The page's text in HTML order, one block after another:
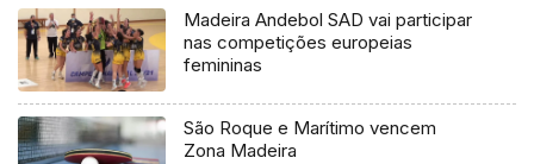
Madeira Andebol SAD vai participar
nas competições europeias
femininas
São Roque e Marítimo vencem
Zona Madeira